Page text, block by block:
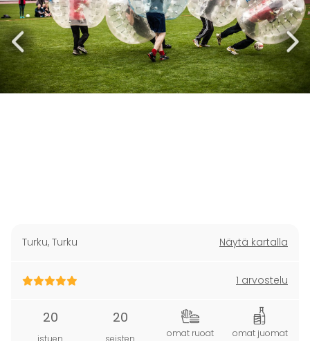
Turku, Turku Näytä kartalla
1 arvostelu
20
istuen
20
seisten
omat ruoat
omat juomat